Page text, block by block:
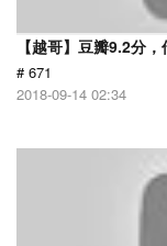
【越哥】豆瓣9.2分
# 671
2018-09-14 02:34